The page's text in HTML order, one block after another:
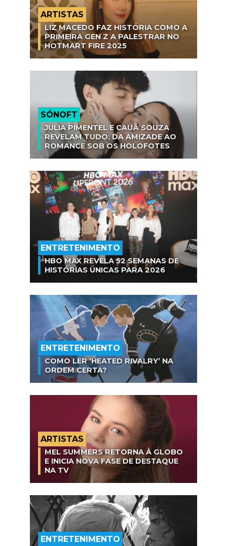
ARTISTAS
LIZ MACEDO FAZ HISTÓRIA COMO A
PRIMEIRA GEN Z A PALESTRAR NO
HOTMART FIRE 2025
SÓNOFT
JULIA PIMENTEL E CAUÃ SOUZA
REVELAM TUDO: DA AMIZADE AO
ROMANCE SOB OS HOLOFOTES
ENTRETENIMENTO
HBO MAX REVELA 52 SEMANAS DE
HISTÓRIAS ÚNICAS PARA 2026
ENTRETENIMENTO
COMO LER ‘HEATED RIVALRY’ NA
ORDEM CERTA?
ARTISTAS
MEL SUMMERS RETORNA À GLOBO
E INICIA NOVA FASE DE DESTAQUE
NA TV
ENTRETENIMENTO